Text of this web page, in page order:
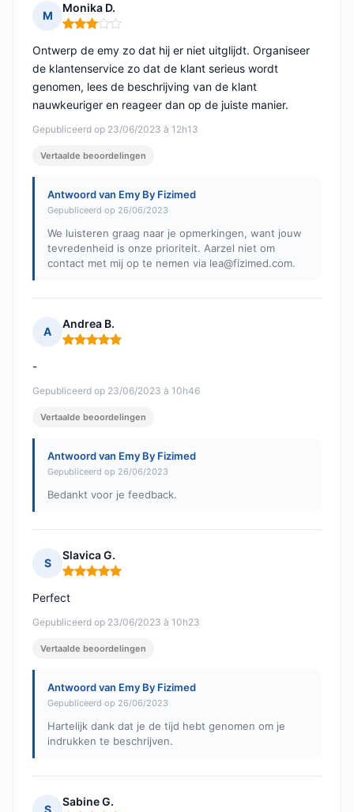
M
Monika D.
Opmerking: 3 van 5
Gepubliceerd op 23/06/2023 à 12h13
Ontwerp de emy zo dat hij er niet uitglijdt. Organiseer
de klantenservice zo dat de klant serieus wordt
genomen, lees de beschrijving van de klant
nauwkeuriger en reageer dan op de juiste manier.
Vertaalde beoordelingen
Antwoord van Emy By Fizimed
Gepubliceerd op 26/06/2023
We luisteren graag naar je opmerkingen, want jouw
tevredenheid is onze prioriteit. Aarzel niet om
contact met mij op te nemen via lea@fizimed.com.
A
Andrea B.
Opmerking: 5 van 5
Gepubliceerd op 23/06/2023 à 10h46
-
Vertaalde beoordelingen
Antwoord van Emy By Fizimed
Gepubliceerd op 26/06/2023
Bedankt voor je feedback.
S
Slavica G.
Opmerking: 5 van 5
Gepubliceerd op 23/06/2023 à 10h23
Perfect
Vertaalde beoordelingen
Antwoord van Emy By Fizimed
Gepubliceerd op 26/06/2023
Hartelijk dank dat je de tijd hebt genomen om je
indrukken te beschrijven.
Sabine G.